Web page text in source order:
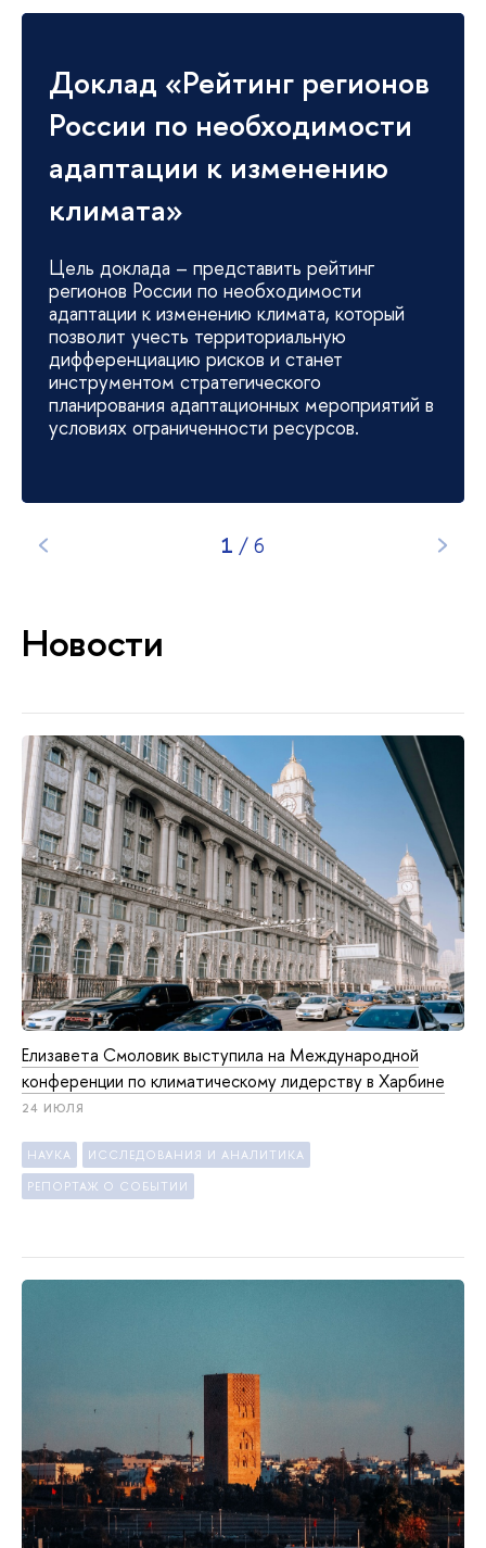
Доклад «Рейтинг регионов
России по необходимости
адаптации к изменению
климата»
Цель доклада – представить рейтинг
регионов России по необходимости
адаптации к изменению климата, который
позволит учесть территориальную
дифференциацию рисков и станет
инструментом стратегического
планирования адаптационных мероприятий в
условиях ограниченности ресурсов.
1 / 6
Новости
Елизавета Смоловик выступила на Международной
конференции по климатическому лидерству в Харбине
24 ИЮЛЯ
НАУКА ИССЛЕДОВАНИЯ И АНАЛИТИКА
РЕПОРТАЖ О СОБЫТИИ